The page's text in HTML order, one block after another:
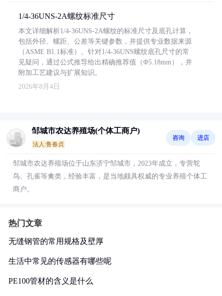
1/4-36UNS-2A螺纹标准尺寸
本文详细解析1/4-36UNS-2A螺纹的标准尺寸及底孔计算，
包括外径、螺距、公差等关键参数，并提供专业数据来源
（ASME B1.1标准）。针对1/4-36UNS螺纹底孔尺寸的常
见疑问，通过公式推导给出精确推荐值（Φ5.18mm），并
附加工艺建议与扩展知识。
2026年8月4日
邹城市农达养殖场(个体工商户)
法人:鲁春贞
咨询 进店
邹城市农达养殖场位于山东济宁邹城市，2023年成立，专营鸵
鸟、孔雀等禽类，经验丰富，是当地颇具权威的专业养殖个体工
商户。
热门文章
无缝钢管的常用规格及壁厚
生活中常见的传感器有哪些呢
PE100管材的含义是什么